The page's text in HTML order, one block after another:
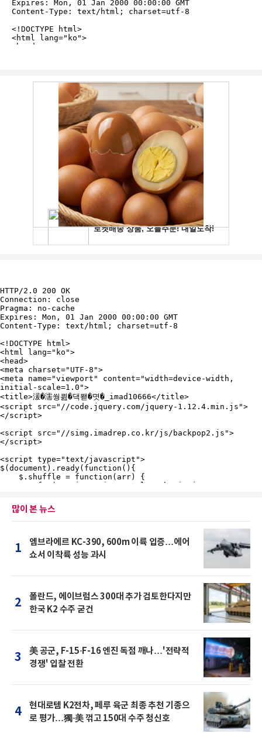
많이 본 뉴스
1
엠브라에르 KC-390, 600m 이륙 입증…에어
쇼서 이착륙 성능 과시
2
폴란드, 에이브럼스 300대 추가 검토한다지만
한국 K2 수주 굳건
3
美 공군, F-15·F-16 엔진 독점 깨나…'전략적
경쟁' 입찰 전환
4
현대로템 K2전차, 페루 육군 최종 추천 기종으
로 평가…獨·美 꺾고 150대 수주 청신호